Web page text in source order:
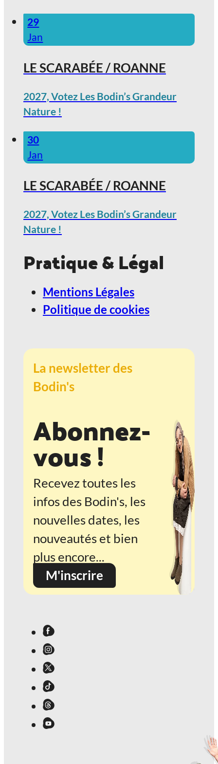
29
Jan
LE SCARABÉE / ROANNE
2027, Votez Les Bodin’s Grandeur
Nature !
30
Jan
LE SCARABÉE / ROANNE
2027, Votez Les Bodin’s Grandeur
Nature !
Pratique & Légal
Mentions Légales
Politique de cookies
La newsletter des
Bodin's
Abonnez-
vous !
Recevez toutes les
infos des Bodin's, les
nouvelles dates, les
nouveautés et bien
plus encore...
M'inscrire